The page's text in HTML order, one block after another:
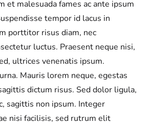
et malesuada fames ac ante ipsum
tempor id lacus in
porttitor risus diam, nec
luctus. Praesent neque nisi,
ultrices venenatis ipsum.
Mauris lorem neque, egestas
dictum risus. Sed dolor ligula,
sagittis non ipsum. Integer
nisi facilisis, sed rutrum elit